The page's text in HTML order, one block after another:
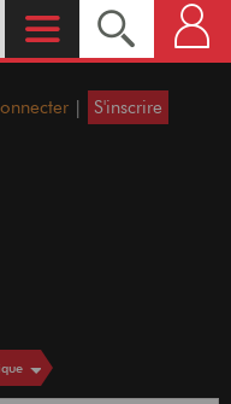
| S'inscrire